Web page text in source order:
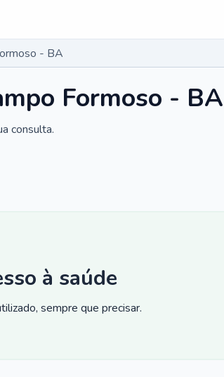
- BA
Formoso - BA
consulta.
à saúde
sempre que precisar.